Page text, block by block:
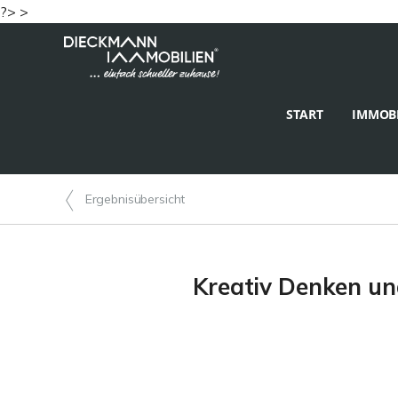
?> >
START
Ergebnisübersicht
Kreativ Denken